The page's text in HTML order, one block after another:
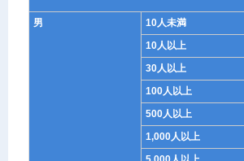
男
10人未満
10人以上
30人以上
100人以上
500人以上
1,000人以上